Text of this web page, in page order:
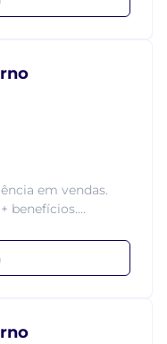
em vendas.
benefícios....